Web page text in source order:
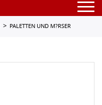
PALETTEN UND M?RSER